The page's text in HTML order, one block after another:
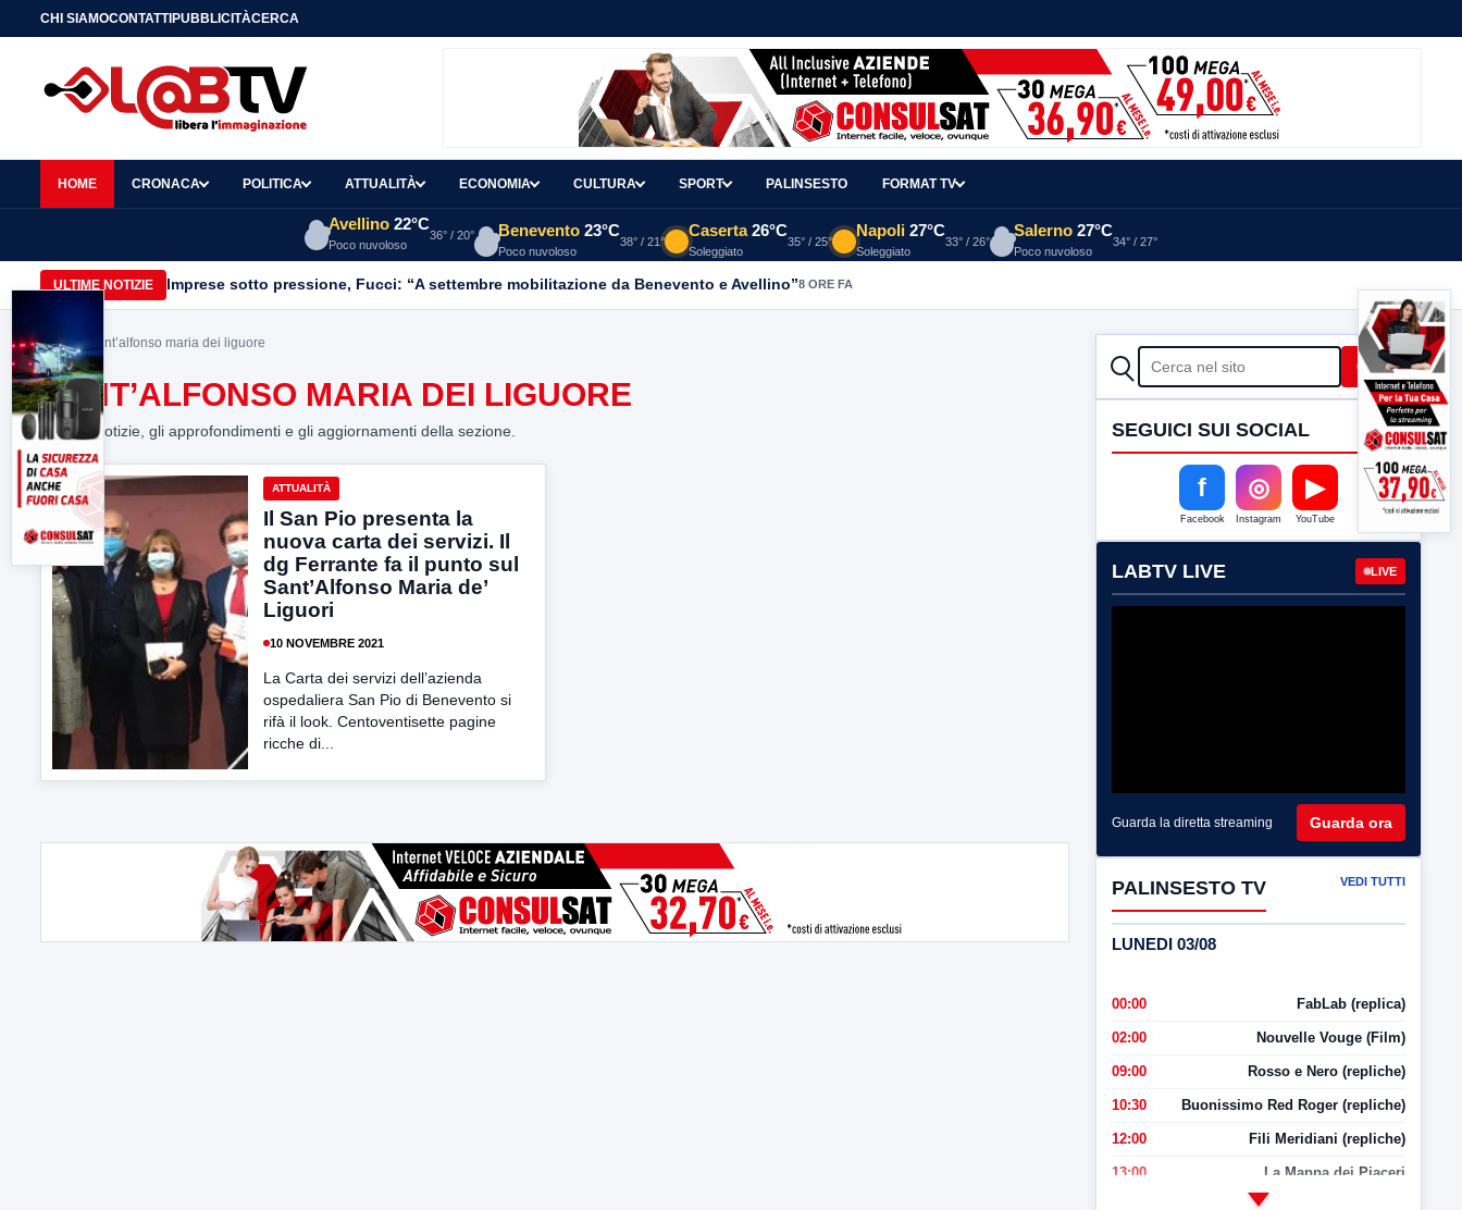
CHI SIAMOCONTATTIPUBBLICITÀCERCA
HOME CRONACA POLITICA ATTUALITÀ ECONOMIA CULTURA SPORT PALINSESTO FORMAT TV
Avellino 22°C
Poco nuvoloso
36° / 20° Benevento 23°C
Poco nuvoloso
38° / 21°
Caserta 26°C
Soleggiato
35° / 25°
Napoli 27°C
Soleggiato
33° / 26°
Salerno 27°C
Poco nuvoloso
34° / 27°
ULTIME NOTIZIE Imprese sotto pressione, Fucci: “A settembre mobilitazione da Benevento e Avellino”8 ORE FA
Home> sant’alfonso maria dei liguore
SANT’ALFONSO MARIA DEI LIGUORE
Tutte le notizie, gli approfondimenti e gli aggiornamenti della sezione.
ATTUALITÀ
Il San Pio presenta la
nuova carta dei servizi. Il
dg Ferrante fa il punto sul
Sant’Alfonso Maria de’
Liguori
10 NOVEMBRE 2021
La Carta dei servizi dell’azienda
ospedaliera San Pio di Benevento si
rifà il look. Centoventisette pagine
ricche di...
CERCA Cerca
SEGUICI SUI SOCIAL
f
Facebook
◎
Instagram
▶
YouTube
LABTV LIVE LIVE
Guarda la diretta streaming Guarda ora
PALINSESTO TV VEDI TUTTI
LUNEDI 03/08
00:00 FabLab (replica)
02:00 Nouvelle Vouge (Film)
09:00 Rosso e Nero (repliche)
10:30 Buonissimo Red Roger (repliche)
12:00 Fili Meridiani (repliche)
13:00 La Mappa dei Piaceri